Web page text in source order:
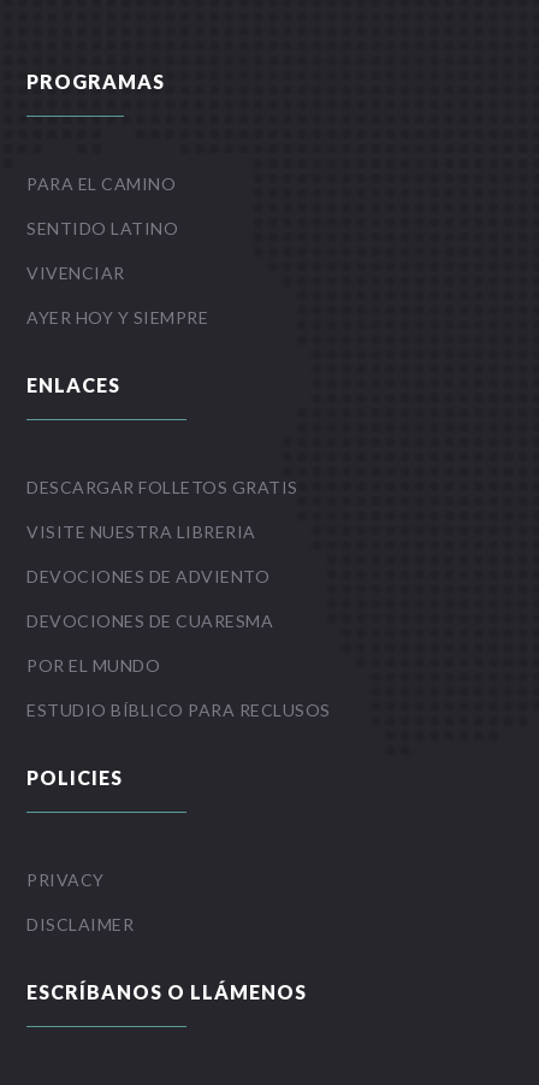
PROGRAMAS
PARA EL CAMINO
SENTIDO LATINO
VIVENCIAR
AYER HOY Y SIEMPRE
ENLACES
DESCARGAR FOLLETOS GRATIS
VISITE NUESTRA LIBRERIA
DEVOCIONES DE ADVIENTO
DEVOCIONES DE CUARESMA
POR EL MUNDO
ESTUDIO BÍBLICO PARA RECLUSOS
POLICIES
PRIVACY
DISCLAIMER
ESCRÍBANOS O LLÁMENOS